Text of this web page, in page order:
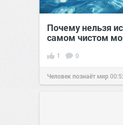
Почему нельзя
самом чистом
1 0
Человек познаёт мир